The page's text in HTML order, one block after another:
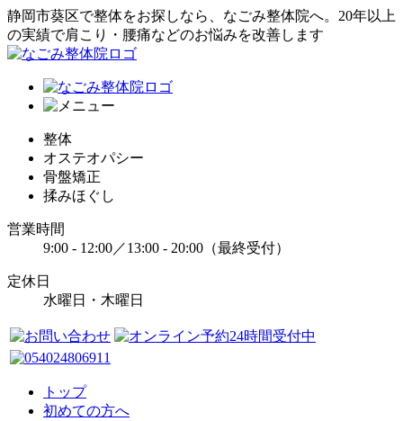
静岡市葵区で整体をお探しなら、なごみ整体院へ。20年以上
の実績で肩こり・腰痛などのお悩みを改善します
整体
オステオパシー
骨盤矯正
揉みほぐし
営業時間
9:00 - 12:00／13:00 - 20:00（最終受付）
定休日
水曜日・木曜日
トップ
初めての方へ